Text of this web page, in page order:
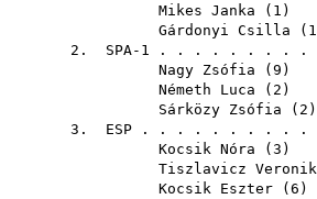
Mikes Janka ( 1
Gárdonyi Csilla ( 1
2. SPA-1 . . . . . . . . .
Nagy Zsófia ( 9
Németh Luca ( 2
Sárközy Zsófia ( 2
3. ESP . . . . . . . . . . .
Kocsik Nóra ( 3
Tiszlavicz
Kocsik Eszter ( 6